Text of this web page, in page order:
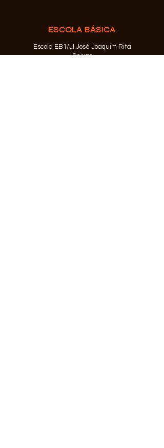
ESCOLA BÁSICA
Escola EB1/JI José Joaquim Rita
Seixas